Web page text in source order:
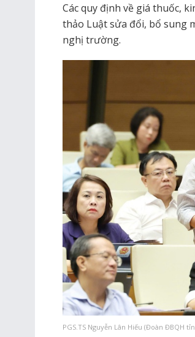
Các quy định về giá thuốc,
thảo Luật sửa đổi, bổ sung
nghị trường.
PGS.TS Nguyễn Lân Hiếu (Đoàn ĐBQH